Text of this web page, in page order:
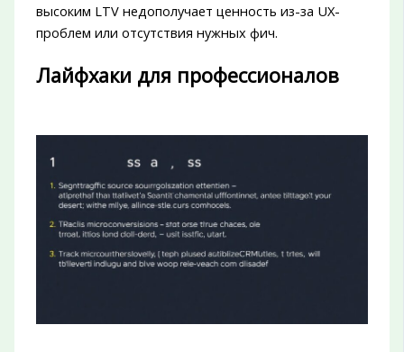
высоким LTV недополучает ценность из-за UX-
проблем или отсутствия нужных фич.
Лайфхаки для профессионалов